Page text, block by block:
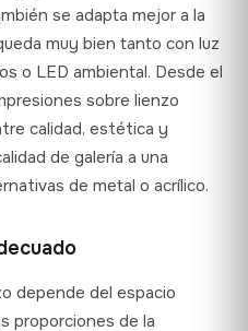
se adapta mejor a la
muy bien tanto con luz
o LED ambiental. Desde el
sobre lienzo
calidad, estética y
de galería a una
de metal o acrílico.
depende del espacio
proporciones de la